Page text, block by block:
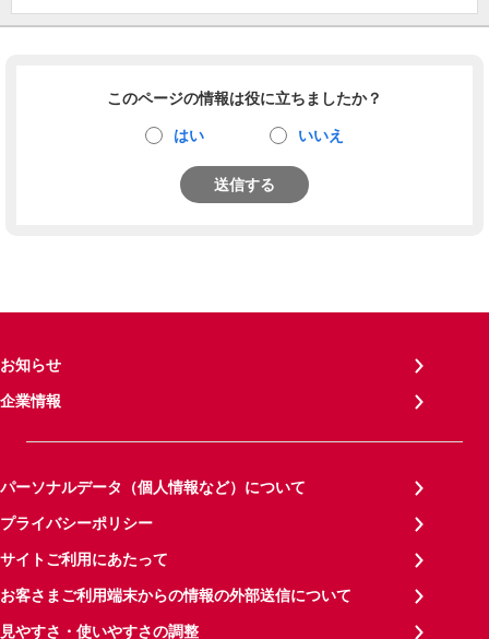
このページの情報は役に立ちましたか？
はい いいえ
送信する
お知らせ
企業情報
パーソナルデータ（個人情報など）について
プライバシーポリシー
サイトご利用にあたって
お客さまご利用端末からの情報の外部送信について
見やすさ・使いやすさの調整